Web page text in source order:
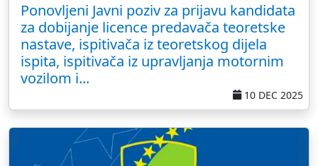
Ponovljeni Javni poziv za prijavu kandidata
za dobijanje licence predavača teoretske
nastave, ispitivača iz teoretskog dijela
ispita, ispitivača iz upravljanja motornim
vozilom i...
10 DEC 2025